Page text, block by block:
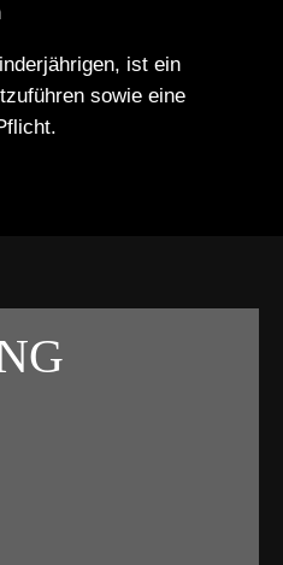
ist ein
sowie eine